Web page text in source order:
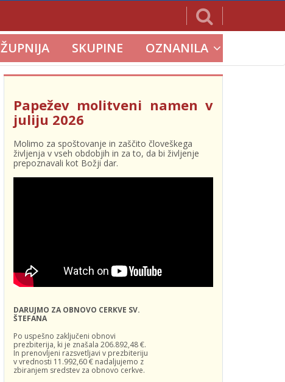
ŽUPNIJA SKUPINE OZNANILA
Papežev molitveni namen v
juliju 2026
Molimo za spoštovanje in zaščito človeškega
življenja v vseh obdobjih in za to, da bi življenje
prepoznavali kot Božji dar.
DARUJMO ZA OBNOVO CERKVE SV.
ŠTEFANA
Po uspešno zaključeni obnovi
prezbiterija, ki je znašala 206.892,48 €.
In prenovljeni razsvetljavi v prezbiteriju
v vrednosti 11.992,60 € nadaljujemo z
zbiranjem sredstev za obnovo cerkve.